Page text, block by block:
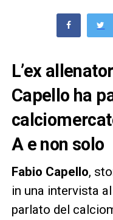
L’ex
Capello ha
A e non solo
Fabio Capello,
in una intervista
parlato del